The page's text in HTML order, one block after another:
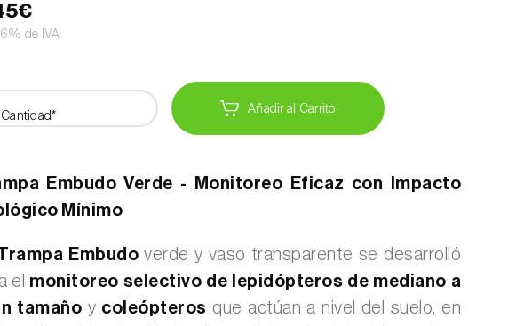
de IVA
Cantidad* Añadir al Carrito
Embudo Verde - Monitoreo Eficaz con Impacto
Mínimo
Embudoverde y vaso transparente se desarrolló
el monitoreo selectivo de lepidópteros de mediano a
tamaño y coleópterosque actúan a nivel del suelo, en